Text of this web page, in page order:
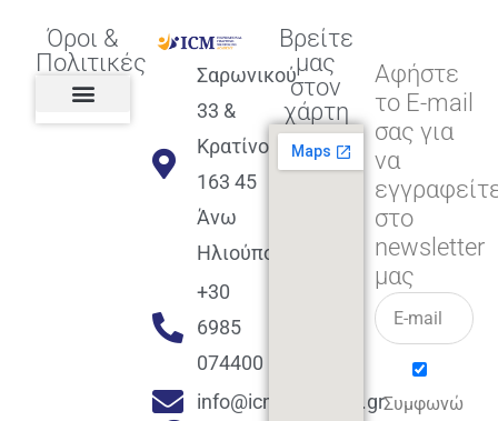
Όροι &
Πολιτικές
Σαρωνικού
33 &
Κρατίνου
163 45
Άνω
Ηλιούπολη
+30
6985
074400
info@icmacademy.gr
Βρείτε
μας
στον
χάρτη
Αφήστε
το E-mail
σας για
να
στο
newsletter
μας
Συμφωνώ